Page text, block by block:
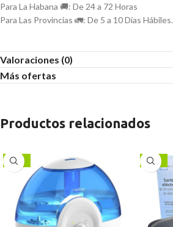
Para La Habana 🚚: De 24 a 72 Horas
Para Las Provincias 🚛: De 5 a 10 Días Hábiles.
Valoraciones (0)
Más ofertas
Productos relacionados
-13% -13%